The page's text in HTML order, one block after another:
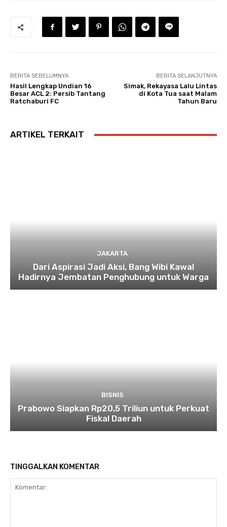
BERITA SEBELUMNYA
Hasil Lengkap Undian 16
Besar ACL 2: Persib Tantang
Ratchaburi FC
BERITA SELANJUTNYA
Simak, Rekayasa Lalu Lintas
di Kota Tua saat Malam
Tahun Baru
ARTIKEL TERKAIT
JAKARTA
Dari Aspirasi Jadi Aksi, Bang Wibi Kawal
Hadirnya Jembatan Penghubung untuk Warga
BISNIS
Prabowo Siapkan Rp20,5 Triliun untuk Perkuat
Fiskal Daerah
TINGGALKAN KOMENTAR